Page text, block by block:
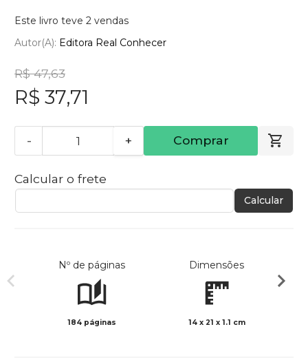
Este livro teve 2 vendas
Autor(a): Editora Real Conhecer
R$ 47,63
R$ 37,71
- + Comprar
Calcular o frete
Calcular
Nº de páginas
184 páginas
Dimensões
14 x 21 x 1.1 cm